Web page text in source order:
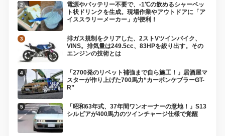
電源やバッテリー不要で、-1℃の飲めるシャーベッ
ト状ドリンクを生成。現場作業やアウトドアに「ア
イススラリーメーカー」が便利！
排ガス規制をクリアした、2ストVツインバイク、
VINS。排気量は249.5cc、83HPを絞り出す。その
エンジンの技術とは
「2700発のリベット補強まで自ら施工！」居酒屋マ
スターが作り上げた700馬力“カーボンケブラーGT-
R”
「昭和63年式、37年間ワンオーナーの意地！」S13
シルビアが400馬力のツインチャージ仕様で覚醒